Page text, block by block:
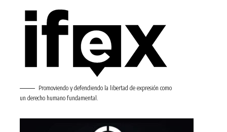
Promoviendo y defendiendo la libertad de expresión como
un derecho humano fundamental.